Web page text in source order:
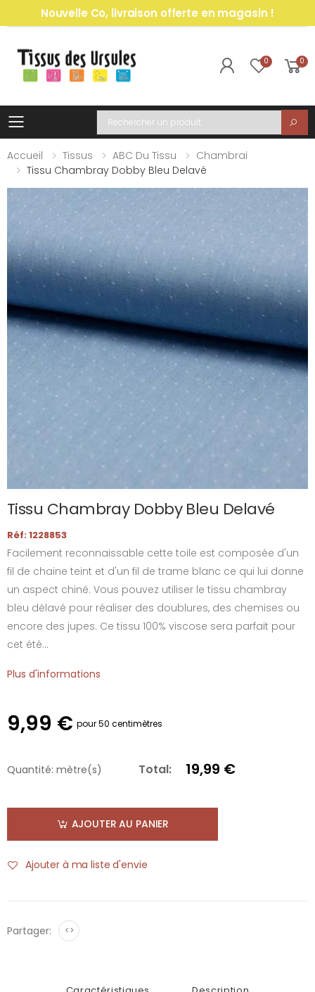
Nouvelle Co, livraison offerte en magasin !
0 0
Toggle mobile menu
Recherche
Accueil
Tissus ABC Du Tissu
Chambrai
Tissu Chambray Dobby Bleu Delavé
Tissu Chambray Dobby Bleu Delavé
Réf: 1228853
Facilement reconnaissable cette toile est composée d'un
fil de chaine teint et d'un fil de trame blanc ce qui lui donne
un aspect chiné. Vous pouvez utiliser le tissu chambray
bleu délavé pour réaliser des doublures, des chemises ou
encore des jupes. Ce tissu 100% viscose sera parfait pour
cet été...
Plus d'informations
9,99 € pour 50 centimètres
Quantité: mètre(s) Total: 19,99 €
AJOUTER AU PANIER
Ajouter à ma liste d'envie
Partager: <>